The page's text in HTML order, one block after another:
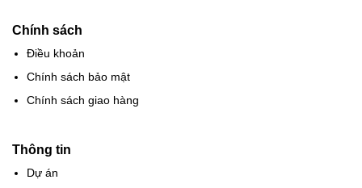
Chính sách
Điều khoản
Chính sách bảo mật
Chính sách giao hàng
Thông tin
Dự án